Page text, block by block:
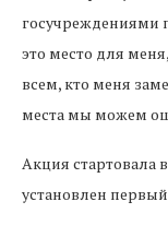
госучреждениями
это место для
всем, кто меня
места мы можем
Акция стартовала
установлен